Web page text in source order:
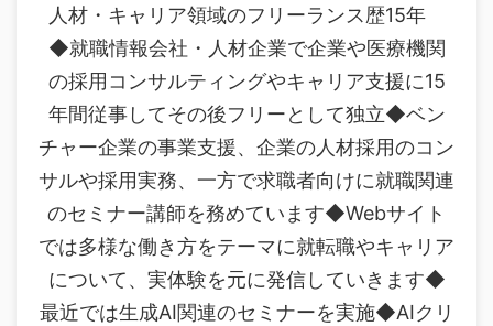
人材・キャリア領域のフリーランス歴15年
◆就職情報会社・人材企業で企業や医療機関
の採用コンサルティングやキャリア支援に15
年間従事してその後フリーとして独立◆ベン
チャー企業の事業支援、企業の人材採用のコン
サルや採用実務、一方で求職者向けに就職関連
のセミナー講師を務めています◆Webサイト
では多様な働き方をテーマに就転職やキャリア
について、実体験を元に発信していきます◆
最近では生成AI関連のセミナーを実施◆AIクリ